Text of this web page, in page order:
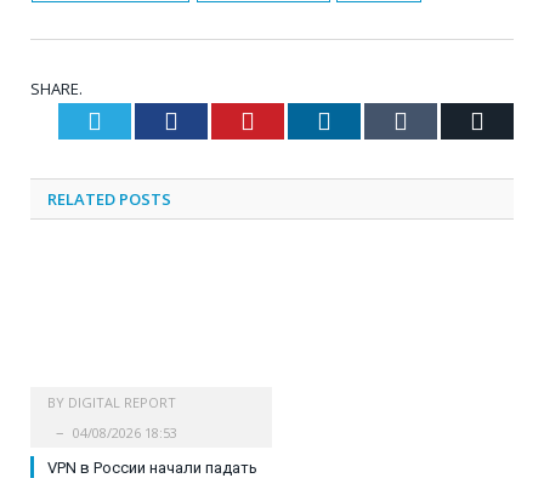
SHARE.
Twitter Facebook Pinterest LinkedIn Tumblr
RELATED POSTS
BY DIGITAL REPORT
04/08/2026 18:53
VPN в России начали падать